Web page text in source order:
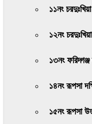
১১নং চরদুঃখিয়া
১২নং
১৩নং ফরিদ্গঞ্জ
১৪নং রূপসা
১৫নং রূপসা